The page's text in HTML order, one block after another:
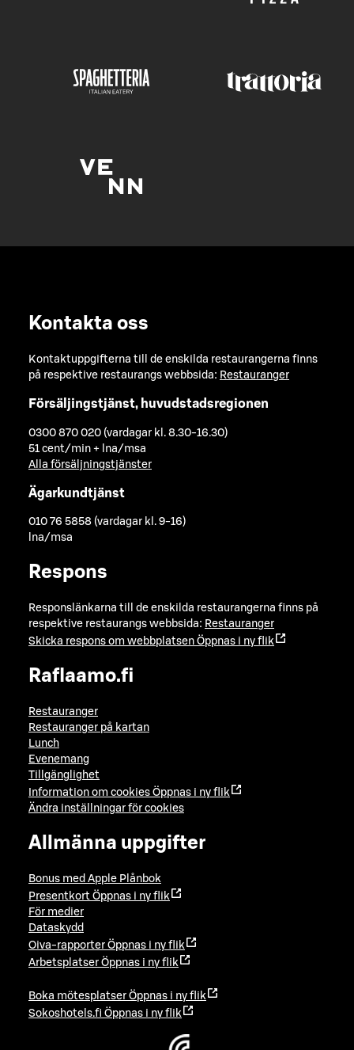
Kontakta oss
Kontaktuppgifterna till de enskilda restaurangerna finns
på respektive restaurangs webbsida: Restauranger
Försäljingstjänst, huvudstadsregionen
0300 870 020 (vardagar kl. 8.30-16.30)
51 cent/min + lna/msa
Alla försäljningstjänster
Ägarkundtjänst
010 76 5858 (vardagar kl. 9-16)
lna/msa
Respons
Responslänkarna till de enskilda restaurangerna finns på
respektive restaurangs webbsida: Restauranger
Skicka respons om webbplatsen Öppnas i ny flik
Raflaamo.fi
Restauranger
Restauranger på kartan
Lunch
Evenemang
Tillgänglighet
Information om cookies Öppnas i ny flik
Ändra inställningar för cookies
Allmänna uppgifter
Bonus med Apple Plånbok
Presentkort Öppnas i ny flik
För medier
Dataskydd
Oiva-rapporter Öppnas i ny flik
Arbetsplatser Öppnas i ny flik
Boka mötesplatser Öppnas i ny flik
Sokoshotels.fi Öppnas i ny flik